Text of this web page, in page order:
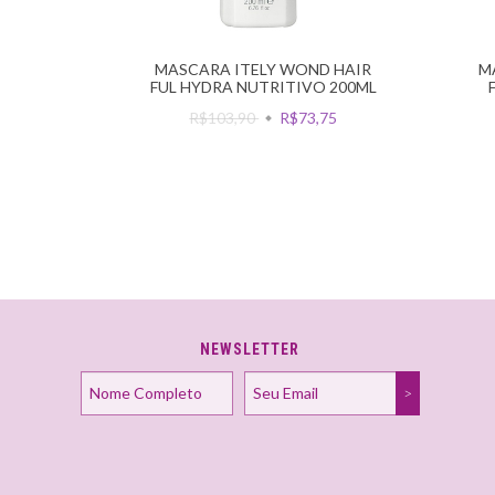
MASCARA ITELY WOND HAIR
FUL HYDRA NUTRITIVO 200ML
R$103,90
R$73,75
NEWSLETTER